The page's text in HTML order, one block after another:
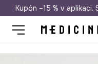
Doprava
Kupón –15 % v aplikaci.